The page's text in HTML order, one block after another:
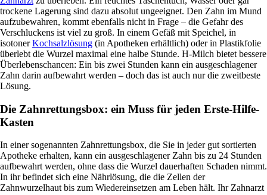
trockene Lagerung sind dazu absolut ungeeignet. Den Zahn im Mund
aufzubewahren, kommt ebenfalls nicht in Frage – die Gefahr des
Verschluckens ist viel zu groß. In einem Gefäß mit Speichel, in
isotonerKochsalzlösung (in Apotheken erhältlich) oder in Plastikfolie
überlebt die Wurzel maximal eine halbe Stunde. H-Milch bietet bessere
Überlebenschancen: Ein bis zwei Stunden kann ein ausgeschlagener
Zahn darin aufbewahrt werden – doch das ist auch nur die zweitbeste
Lösung.
Die Zahnrettungsbox: ein Muss für jeden Erste-Hilfe-
Kasten
In einer sogenannten Zahnrettungsbox, die Sie in jeder gut sortierten
Apotheke erhalten, kann ein ausgeschlagener Zahn bis zu 24 Stunden
aufbewahrt werden, ohne dass die Wurzel dauerhaften Schaden nimmt.
In ihr befindet sich eine Nährlösung, die die Zellen der
Zahnwurzelhaut bis zum Wiedereinsetzen am Leben hält. Ihr Zahnarzt